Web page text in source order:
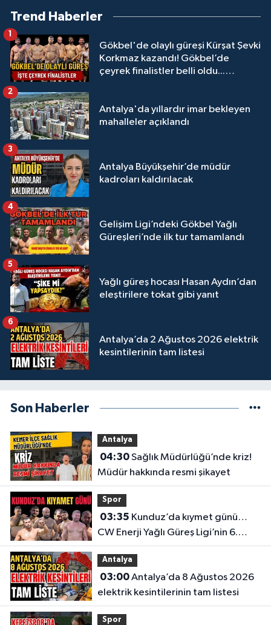
Trend Haberler
Gökbel'de olaylı güreşi Kürşat Şevki
Korkmaz kazandı! Gökbel’de
çeyrek finalistler belli oldu...
1
Antalya'da yıllardır imar bekleyen
mahalleler açıklandı
2
Antalya Büyükşehir’de müdür
kadroları kaldırılacak
3
Gelişim Ligi’ndeki Gökbel Yağlı
Güreşleri’nde ilk tur tamamlandı
4
Yağlı güreş hocası Hasan Aydın’dan
eleştirilere tokat gibi yanıt
5
Antalya’da 2 Ağustos 2026 elektrik
kesintilerinin tam listesi
6
Son Haberler
Antalya
04:30Sağlık Müdürlüğü’nde kriz!
Müdür hakkında resmi şikayet
Spor
03:35
CW Enerji Yağlı Güreş Ligi’nin 6.
Etabı öncesi nefesler tutuldu
Antalya
03:00Antalya’da 8 Ağustos 2026
elektrik kesintilerinin tam listesi
Spor